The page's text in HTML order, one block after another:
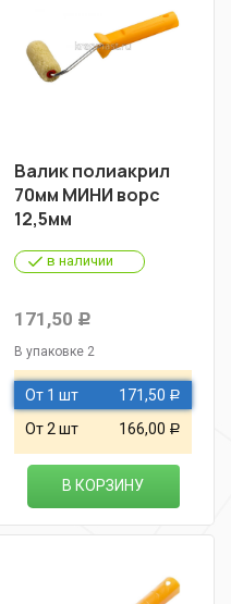
Валик полиакрил
70мм МИНИ ворс
12,5мм
в наличии
171,50 Р
В упаковке 2
От 1 шт 171,50 Р
От 2 шт 166,00 Р
В КОРЗИНУ